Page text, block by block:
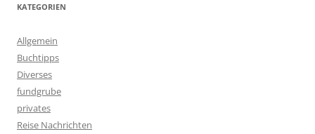
KATEGORIEN
Allgemein
Buchtipps
Diverses
fundgrube
privates
Reise Nachrichten